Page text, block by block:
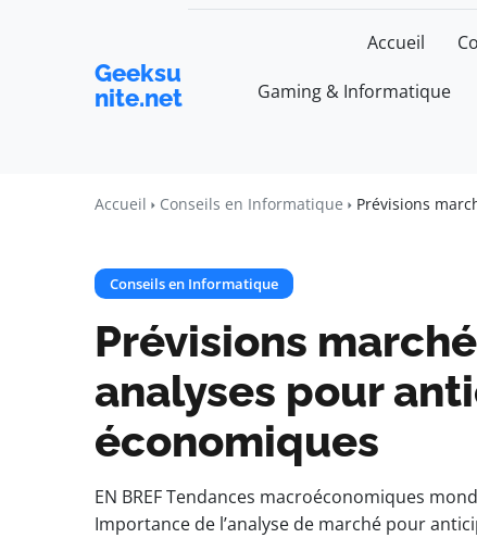
Geeksu
nite.net
Accueil
Gaming & Informatique
Accueil Conseils en Informatique Prévisions
Conseils en Informatique
Prévisions
analyses pour
économiques
EN BREF Tendances macroéconomiques
Importance de l’analyse de marché pour